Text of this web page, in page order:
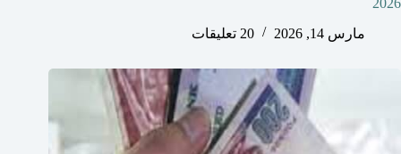
2026
مارس 14, 2026
20 تعليقات